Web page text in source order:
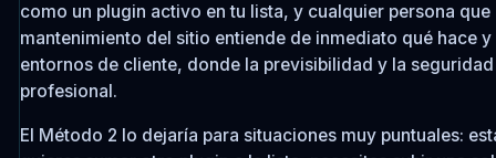
como un plugin activo en tu lista, y cualquier persona que
mantenimiento del sitio entiende de inmediato qué hace y
entornos de cliente, donde la previsibilidad y la
profesional.
El Método 2 lo dejaría para situaciones muy puntuales: